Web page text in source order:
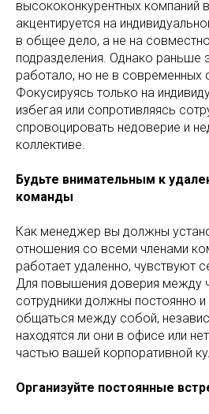
высококонкурентных компаний
акцентируется на
в общее дело, а не на
подразделения. Однако раньше
работало, но не в современных
Фокусируясь только на
избегая или сопротивляясь
спровоцировать недоверие и
коллективе.
Будьте внимательным к
команды
Как менеджер вы должны
отношения со всеми членами
работает удаленно, чувствуют
Для повышения доверия между
сотрудники должны постоянно и
общаться между собой,
находятся ли они в офисе или
частью вашей корпоративной
Организуйте постоянные